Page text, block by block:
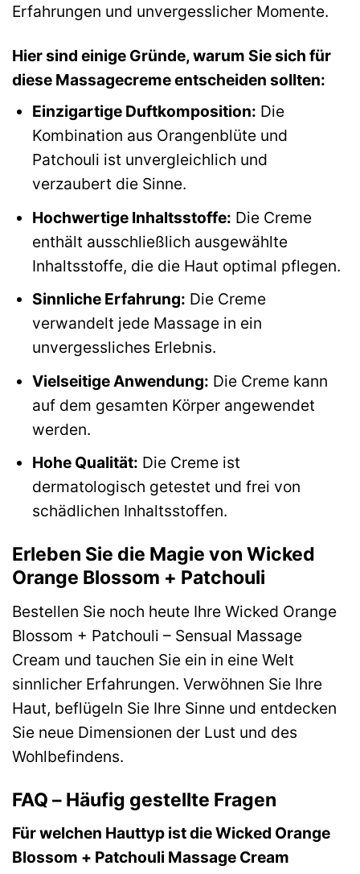
Erfahrungen und unvergesslicher Momente.
Hier sind einige Gründe, warum Sie sich für
diese Massagecreme entscheiden sollten:
Einzigartige Duftkomposition: Die
Kombination aus Orangenblüte und
Patchouli ist unvergleichlich und
verzaubert die Sinne.
Hochwertige Inhaltsstoffe: Die Creme
enthält ausschließlich ausgewählte
Inhaltsstoffe, die die Haut optimal pflegen.
Sinnliche Erfahrung: Die Creme
verwandelt jede Massage in ein
unvergessliches Erlebnis.
Vielseitige Anwendung: Die Creme kann
auf dem gesamten Körper angewendet
werden.
Hohe Qualität: Die Creme ist
dermatologisch getestet und frei von
schädlichen Inhaltsstoffen.
Erleben Sie die Magie von Wicked
Orange Blossom + Patchouli
Bestellen Sie noch heute Ihre Wicked Orange
Blossom + Patchouli – Sensual Massage
Cream und tauchen Sie ein in eine Welt
sinnlicher Erfahrungen. Verwöhnen Sie Ihre
Haut, beflügeln Sie Ihre Sinne und entdecken
Sie neue Dimensionen der Lust und des
Wohlbefindens.
FAQ – Häufig gestellte Fragen
Für welchen Hauttyp ist die Wicked Orange
Blossom + Patchouli Massage Cream